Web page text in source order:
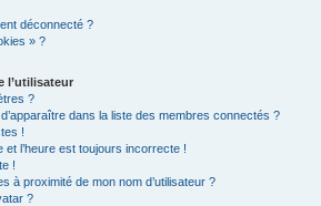
déconnecté ?
» ?
l’utilisateur
?
dans la liste des membres connectés ?
!
et l’heure est toujours incorrecte !
!
à proximité de mon nom d’utilisateur ?
?